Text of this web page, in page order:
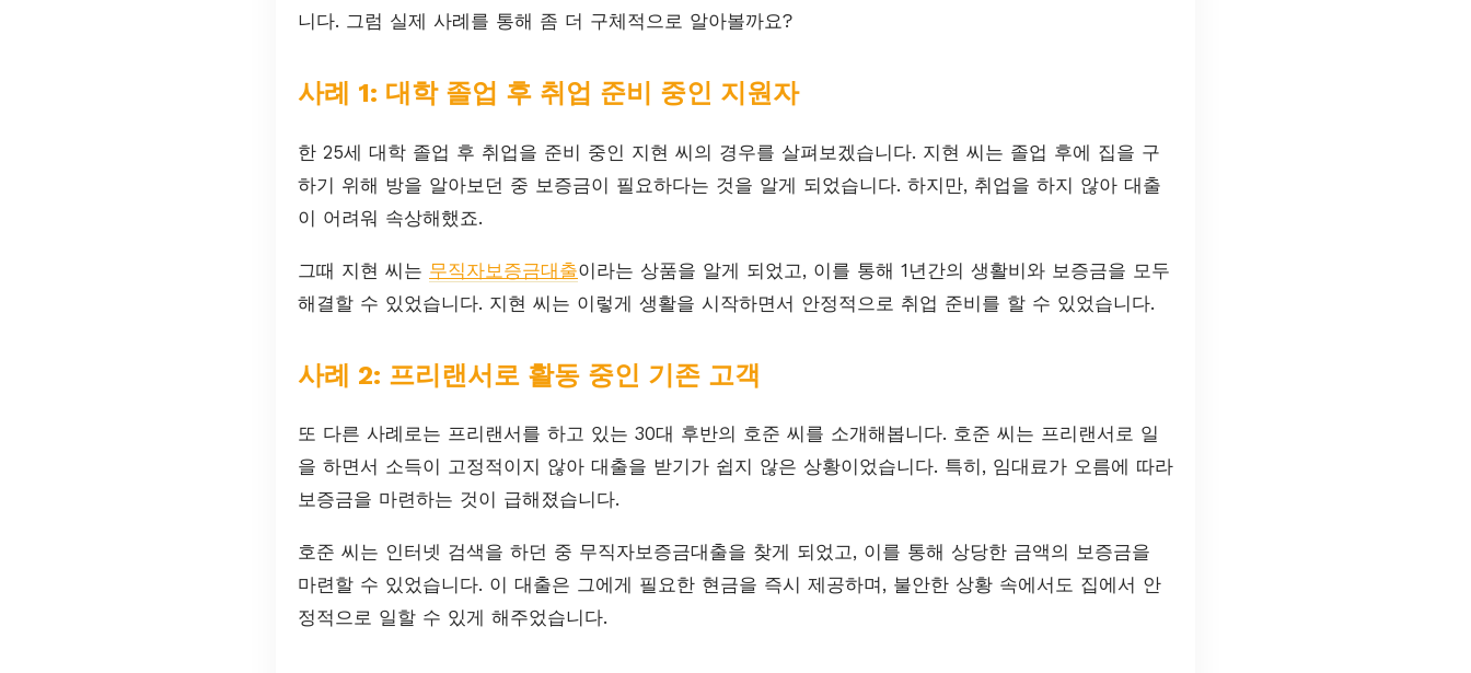
니다. 그럼 실제 사례를 통해 좀 더 구체적으로 알아볼까요?
사례 1: 대학 졸업 후 취업 준비 중인 지원자
한 25세 대학 졸업 후 취업을 준비 중인 지현 씨의 경우를 살펴보겠습니다. 지현 씨는 졸업 후에 집을 구
하기 위해 방을 알아보던 중 보증금이 필요하다는 것을 알게 되었습니다. 하지만, 취업을 하지 않아 대출
이 어려워 속상해했죠.
그때 지현 씨는 무직자보증금대출이라는 상품을 알게 되었고, 이를 통해 1년간의 생활비와 보증금을 모두
해결할 수 있었습니다. 지현 씨는 이렇게 생활을 시작하면서 안정적으로 취업 준비를 할 수 있었습니다.
사례 2: 프리랜서로 활동 중인 기존 고객
또 다른 사례로는 프리랜서를 하고 있는 30대 후반의 호준 씨를 소개해봅니다. 호준 씨는 프리랜서로 일
을 하면서 소득이 고정적이지 않아 대출을 받기가 쉽지 않은 상황이었습니다. 특히, 임대료가 오름에 따라
보증금을 마련하는 것이 급해졌습니다.
호준 씨는 인터넷 검색을 하던 중 무직자보증금대출을 찾게 되었고, 이를 통해 상당한 금액의 보증금을
마련할 수 있었습니다. 이 대출은 그에게 필요한 현금을 즉시 제공하며, 불안한 상황 속에서도 집에서 안
정적으로 일할 수 있게 해주었습니다.